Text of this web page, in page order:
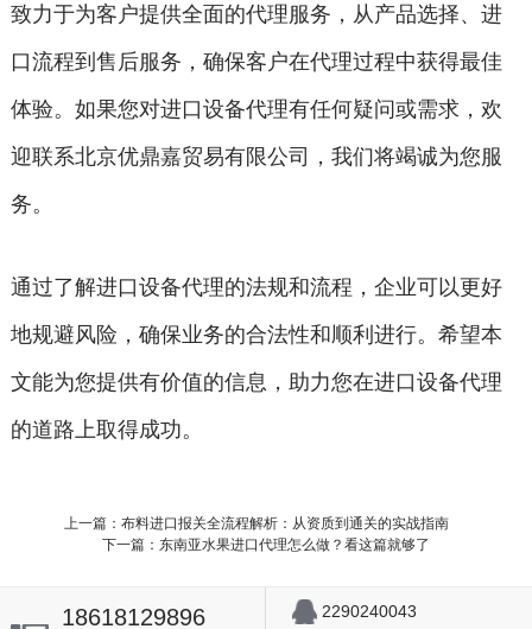
致力于为客户提供全面的代理服务，从产品选择、进
口流程到售后服务，确保客户在代理过程中获得最佳
体验。如果您对进口设备代理有任何疑问或需求，欢
迎联系北京优鼎嘉贸易有限公司，我们将竭诚为您服
务。
通过了解进口设备代理的法规和流程，企业可以更好
地规避风险，确保业务的合法性和顺利进行。希望本
文能为您提供有价值的信息，助力您在进口设备代理
的道路上取得成功。
上一篇：布料进口报关全流程解析：从资质到通关的实战指南
下一篇：东南亚水果进口代理怎么做？看这篇就够了
18618129896 2290240043